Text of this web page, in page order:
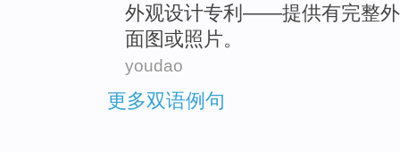
外观设计专利 ——提供有完整
面图或照片。
youdao
更多双语例句